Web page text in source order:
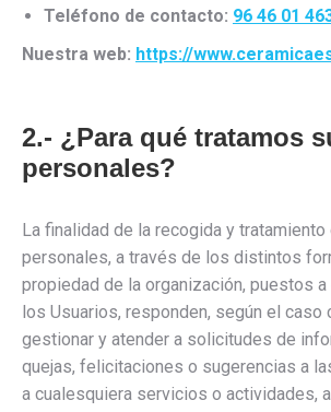
Teléfono de contacto: 96 46 01
Nuestra web: https://
2.- ¿Para qué tratamos
personales?
La finalidad de la recogida y
personales, a través de los distintos
propiedad de la organización, puestos
los Usuarios, responden, según el caso
gestionar y atender a solicitudes de
quejas, felicitaciones o sugerencias a
a cualesquiera servicios o actividades,